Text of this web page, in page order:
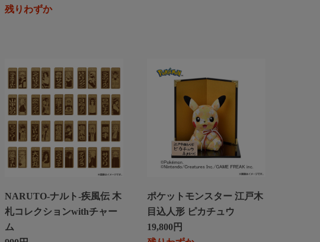
残りわずか
NARUTO-ナルト-疾風伝 木
札コレクションwithチャー
ム
ポケットモンスター 江戸木
目込人形 ピカチュウ
19,800円